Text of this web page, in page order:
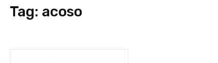
Tag: acoso